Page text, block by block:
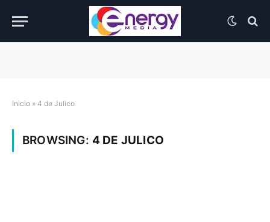
Inicio » 4 de Julico
BROWSING: 4 DE JULICO